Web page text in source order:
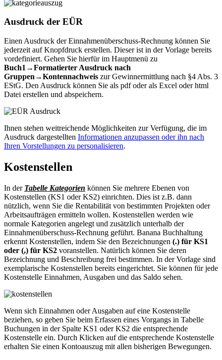
Ausdruck der EÜR
Einen Ausdruck der Einnahmenüberschuss-Rechnung können Sie
jederzeit auf Knopfdruck erstellen. Dieser ist in der Vorlage bereits
vordefiniert. Gehen Sie hierfür im Hauptmenü zu
Buch1→Formatierter Ausdruck nach
Gruppen→Kontennachweis zur Gewinnermittlung nach §4 Abs. 3
EStG. Den Ausdruck können Sie als pdf oder als Excel oder html
Datei erstellen und abspeichern.
Ihnen stehen weitreichende Möglichkeiten zur Verfügung, die im
Ausdruck dargestellten Informationen anzupassen oder ihn nach
Ihren Vorstellungen zu personalisieren.
Kostenstellen
In der Tabelle Kategorien können Sie mehrere Ebenen von
Kostenstellen (KS1 oder KS2) einrichten. Dies ist z.B. dann
nützlich, wenn Sie die Rentabilität von bestimmten Projekten oder
Arbeitsaufträgen ermitteln wollen. Kostenstellen werden wie
normale Kategorien angelegt und zusätzlich unterhalb der
Einnahmenüberschuss-Rechnung geführt. Banana Buchhaltung
erkennt Kostenstellen, indem Sie den Bezeichnungen (.) für KS1
oder (,) für KS2 voranstellen. Natürlich können Sie deren
Bezeichnung und Beschreibung frei bestimmen. In der Vorlage sind
exemplarische Kostenstellen bereits eingerichtet. Sie können für jede
Kostenstelle Einnahmen, Ausgaben und das Saldo sehen.
Wenn sich Einnahmen oder Ausgaben auf eine Kostenstelle
beziehen, so geben Sie beim Erfassen eines Vorgangs in Tabelle
Buchungen in der Spalte KS1 oder KS2 die entsprechende
Kostenstelle ein. Durch Klicken auf die entsprechende Kostenstelle
erhalten Sie einen Kontoauszug mit allen bisherigen Bewegungen.